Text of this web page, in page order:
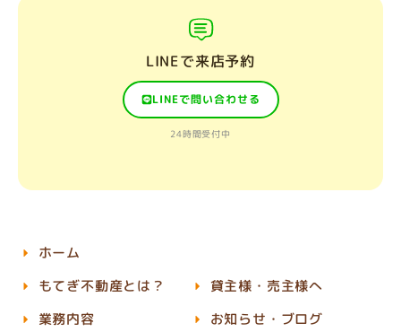
LINEで来店予約
LINEで問い合わせる
24時間受付中
ホーム
もてぎ不動産とは？
業務内容
貸主様・売主様へ
お知らせ・ブログ